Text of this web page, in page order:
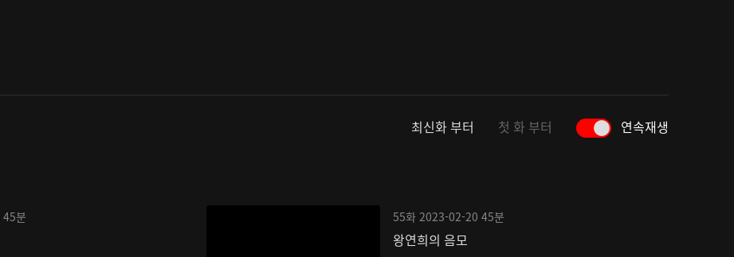
최신화 부터 첫 화 부터 연속재생
45분 55화 2023-02-20 45분
왕연희의 음모